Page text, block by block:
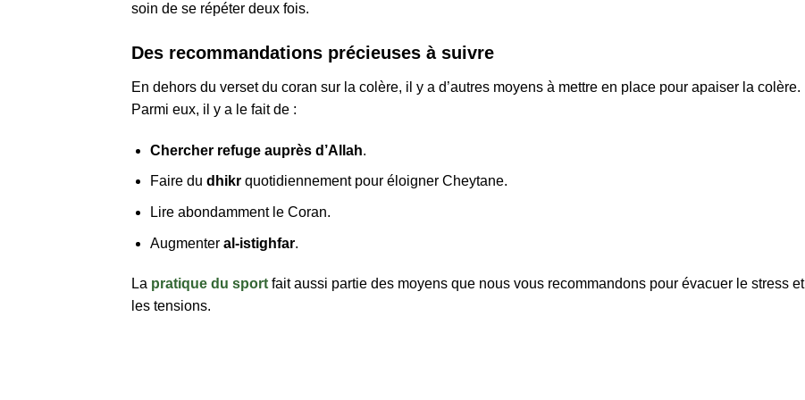
soin de se répéter deux fois.
Des recommandations précieuses à suivre
En dehors du verset du coran sur la colère, il y a d’autres moyens à mettre en place pour apaiser la colère.
Parmi eux, il y a le fait de :
Chercher refuge auprès d’Allah.
Faire du dhikr quotidiennement pour éloigner Cheytane.
Lire abondamment le Coran.
Augmenter al-istighfar.
La pratique du sport fait aussi partie des moyens que nous vous recommandons pour évacuer le stress et
les tensions.